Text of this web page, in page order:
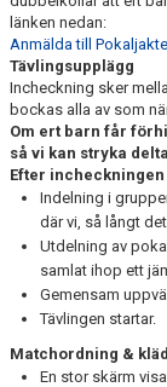
länken nedan:
Anmälda till
Tävlingsupplägg
Incheckning sker
bockas alla av som
Om ert barn får
så vi kan stryka
Efter
Indelning i
där vi, så långt
Utdelning av
samlat ihop ett
Gemensam
Tävlingen startar.
Matchordning &
En stor skärm